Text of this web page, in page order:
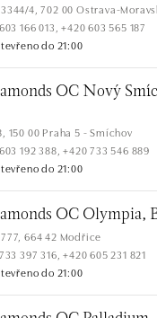
4, 702 00 Ostrava-
166 013, +420 603 565 187
do 21:00
OC Nový
150 00 Praha 5 - Smíchov
192 388, +420 733 546 889
do 21:00
OC Olympia,
664 42 Modřice
397 316, +420 605 231 821
do 21:00